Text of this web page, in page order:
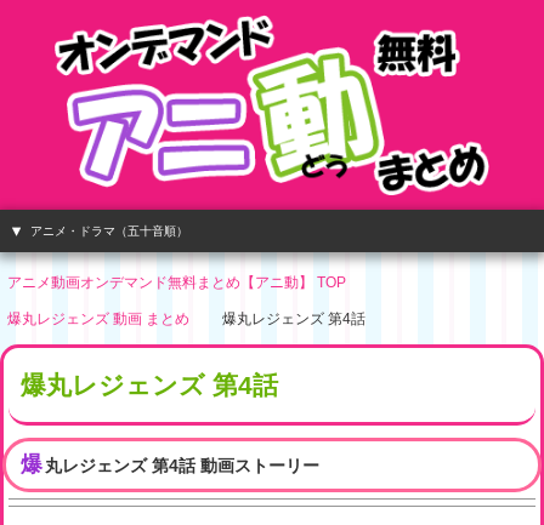
アニメ・ドラマ（五十音順）
アニメ動画オンデマンド無料まとめ【アニ動】 TOP
爆丸レジェンズ 動画 まとめ 爆丸レジェンズ 第4話
爆丸レジェンズ 第4話
爆丸レジェンズ 第4話 動画ストーリー